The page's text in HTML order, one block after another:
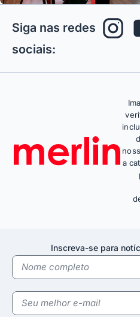
Inscreva-se para
Siga nas redes
sociais:
a